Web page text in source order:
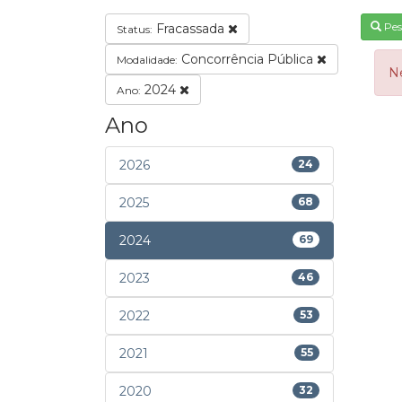
Status: Fracassada
Modalidade: Concorrência Pública
Ano: 2024
Ano
2026 24
2025 68
2024 69
2023 46
2022 53
2021 55
2020 32